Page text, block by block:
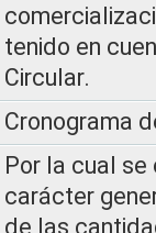
tenido en
Circular.
Cronograma
Por la cual
carácter
de las